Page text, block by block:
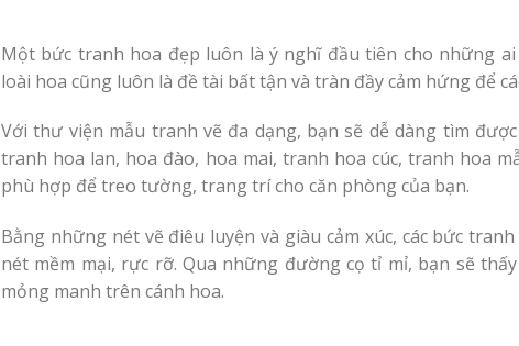
Một bức tranh hoa đẹp luôn là ý nghĩ đầu tiên cho những
loài hoa cũng luôn là đề tài bất tận và tràn đầy cảm hứng để
Với thư viện mẫu tranh vẽ đa dạng, bạn sẽ dễ dàng tìm
tranh hoa lan, hoa đào, hoa mai, tranh hoa cúc, tranh hoa
phù hợp để treo tường, trang trí cho căn phòng của bạn.
Bằng những nét vẽ điêu luyện và giàu cảm xúc, các bức
nét mềm mại, rực rỡ. Qua những đường cọ tỉ mỉ, bạn sẽ
mỏng manh trên cánh hoa.